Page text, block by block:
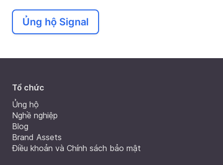
Ủng hộ Signal
Tổ chức
Ủng hộ
Nghề nghiệp
Blog
Brand Assets
Điều khoản và Chính sách bảo mật